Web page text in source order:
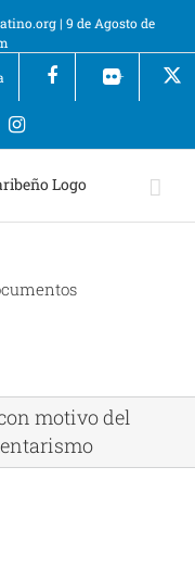
| 9 de Agosto de
+
motivo del